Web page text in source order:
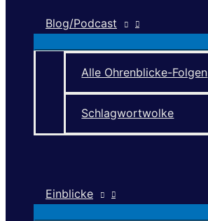
Blog/Podcast
Alle Ohrenblicke-Folgen
Schlagwortwolke
Einblicke